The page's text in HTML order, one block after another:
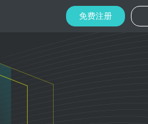
免费注册